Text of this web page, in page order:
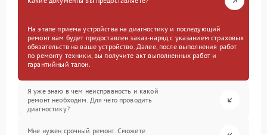
На этапе приема устройства на диагностику и последующий
ремонт вам будет предоставлен заказ-наряд с указанием страховых
обязательств на ваше устройство. Далее, после выполнения работ
по ремонту техники, вы получите акт выполненных работ и
гарантийный талон.
Я уже знаю в чем неисправность и какой
ремонт необходим. Для чего проводить
диагностику?
Мне нужен срочный ремонт. Сможете